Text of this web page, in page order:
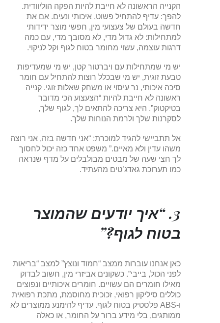
הקנייה הראשונה לא חייבת להיות הפקה הוליוודית.
להפך: עדיף להתחיל פשוט, איכותי ונעים. אם את
חדשה בעולם של צעצועי מין, חפשי מוצר ידידותי
למתחילות: לא גדול מדי, לא מסובך מדי, עם כמה
דרגות עוצמה, עשוי מחומר בטוח לגוף וקל לניקוי.
יש מי שמתחילות עם ויברטור קטן, יש מי שמעדיפות
טבעת זוגית, יש מי שבכלל רוצות להתחיל עם חומר
סיכה איכותי, נר עיסוי או משחק שאלות זוגי. קנייה
ראשונה לא חייבת להיות “הצעצוע הכי מדובר
בטיקטוק”. היא צריכה להתאים לך, לגוף שלך,
לסקרנות שלך ולרמת הנוחות שלך.
אל תתביישי להגיד למוכרת: “אני חדשה בזה, אני רוצה
משהו עדין ולא מאיים.” משפט אחד כזה יכול לחסוך
לך חצי שעה של מבטים מבולבלים על מדף שנראה
כמו תערוכת גאדג’טים מהעתיד.
3. “איך יודעים שהמוצר
בטוח לגוף?”
כאן אנחנו עוברות ממצב “חמוד ונוצץ” למצב “בריאות
לפני הכול, בייבי”. כשקונים אביזרי מין, חשוב לבדוק
מאילו חומרים הם עשויים. חומרים איכותיים ונפוצים
כוללים סיליקון רפואי, זכוכית מחוסמת, מתכת רפואית
ו-ABS פלסטיק בטוח לגוף. עדיף להימנע ממוצרים לא
ממותגים, בלי מידע ברור על החומר, או כאלה